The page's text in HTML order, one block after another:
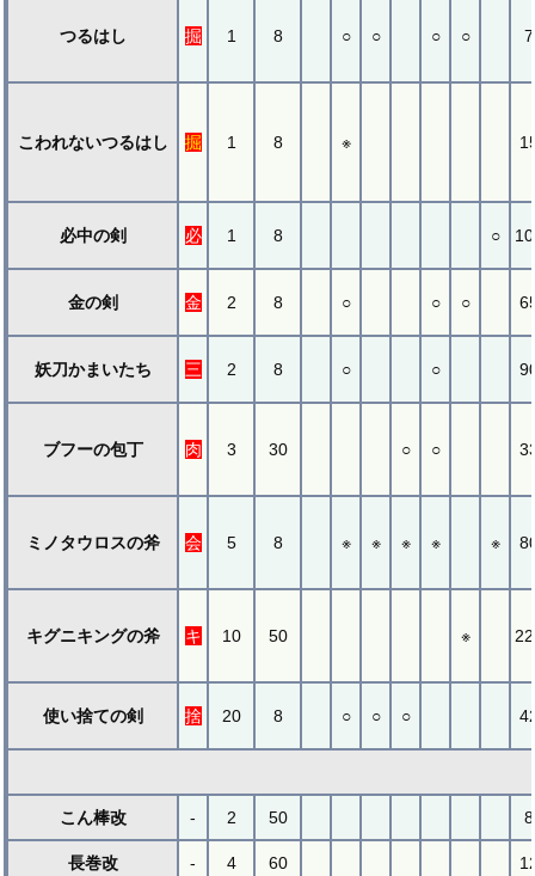
つるはし 掘 1 8 ○ ○ ○ ○
こわれないつるはし 掘 1 8 ※
必中の剣 必 1 8 ○
金の剣 金 2 8 ○ ○ ○
妖刀かまいたち 三 2 8 ○ ○
ブフーの包丁 肉 3 30 ○ ○
ミノタウロスの斧 会 5 8 ※ ※ ※ ※ ※
キグニキングの斧 キ 10 50 ※
使い捨ての剣 捨 20 8 ○ ○ ○
こん棒改 - 2 50
長巻改 - 4 60